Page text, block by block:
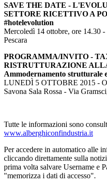
SAVE THE DATE -
SETTORE RICETTIVO A
#hotelevolution
Mercoledì 14 ottobre, ore 14.30
Pescara
PROGRAMMA/INVITO -
RISTRUTTURAZIONE
Ammodernamento strutturale
LUNEDÌ 5 OTTOBRE 2015 -
Savona Sala Rossa - Via
Tutte le informazioni sono
www.alberghiconfindustria.it
Per accedere in automatico alle
cliccando direttamente sulla
prima volta salvare Username e
"memorizza i dati di accesso".